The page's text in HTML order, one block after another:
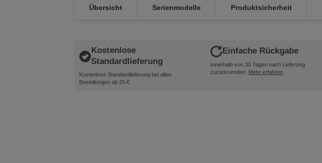
Übersicht Serienmodelle Produktsicherheit
Kostenlose
Standardlieferung
Kostenlose Standardlieferung bei allen
Bestellungen ab 25 €
Einfache Rückgabe
Innerhalb von 30 Tagen nach Lieferung
zurücksenden. Mehr erfahren